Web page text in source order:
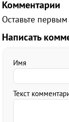
Комментарии
Оставьте
Написать
Имя
Текст